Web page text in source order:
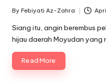
Posted
by
By Febiyati Az-Zahra
Siang itu, angin berembus
hijau daerah Moyudan yang
Read More